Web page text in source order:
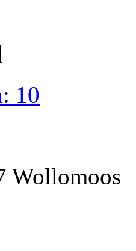
10
Wollomoos